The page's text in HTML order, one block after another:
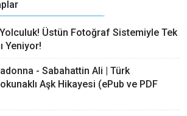
Üstün Fotoğraf Sistemiyle Tek
Yeniyor!
- Sabahattin Ali | Türk
Aşk Hikayesi (ePub ve PDF